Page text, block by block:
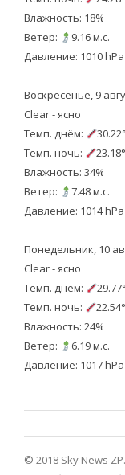
Влажность: 18%
Ветер:
9.16 м.с.
Давление: 1010 hPa
Воскресенье, 9
Clear - ясно
Темп. днём:
Темп. ночь:
Влажность: 34%
Ветер:
7.48 м.с.
Давление: 1014 hPa
Понедельник, 10
Clear - ясно
Темп. днём:
Темп. ночь:
Влажность: 24%
Ветер:
6.19 м.с.
Давление: 1017 hPa
© 2018 Sky News ZP.